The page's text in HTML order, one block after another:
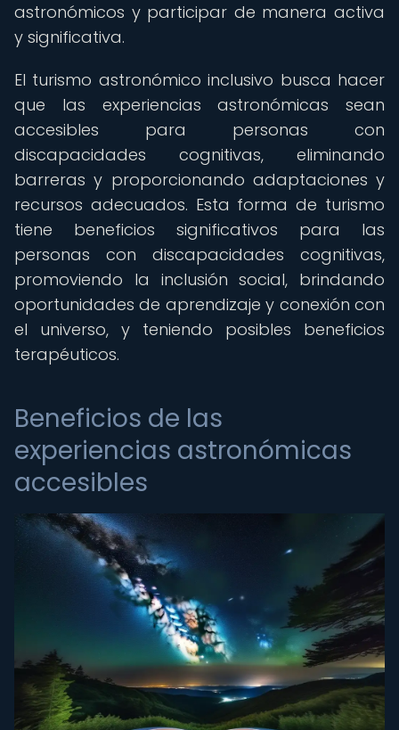
astronómicos y participar de manera activa
y significativa.
El turismo astronómico inclusivo busca hacer
que las experiencias astronómicas sean
accesibles para personas con
discapacidades cognitivas, eliminando
barreras y proporcionando adaptaciones y
recursos adecuados. Esta forma de turismo
tiene beneficios significativos para las
personas con discapacidades cognitivas,
promoviendo la inclusión social, brindando
oportunidades de aprendizaje y conexión con
el universo, y teniendo posibles beneficios
terapéuticos.
Beneficios de las
experiencias astronómicas
accesibles